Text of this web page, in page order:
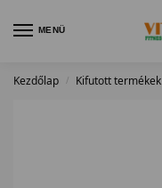
MENÜ
Kezdőlap / Kifutott termékek